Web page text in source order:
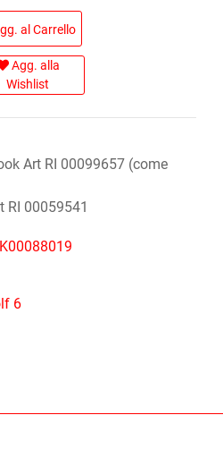
al Carrello
Agg. alla
Wishlist
Art RI 00099657 (come
RI 00059541
6